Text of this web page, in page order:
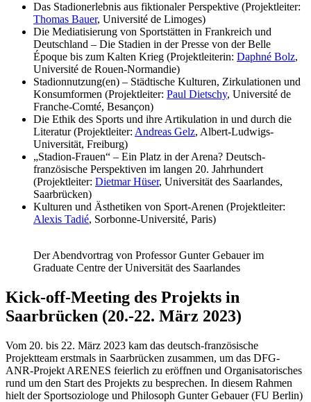
Das Stadionerlebnis aus fiktionaler Perspektive (Projektleiter:
Thomas Bauer, Université de Limoges)
Die Mediatisierung von Sportstätten in Frankreich und
Deutschland – Die Stadien in der Presse von der Belle
Époque bis zum Kalten Krieg (Projektleiterin: Daphné Bolz,
Université de Rouen-Normandie)
Stadionnutzung(en) – Städtische Kulturen, Zirkulationen und
Konsumformen (Projektleiter: Paul Dietschy, Université de
Franche-Comté, Besançon)
Die Ethik des Sports und ihre Artikulation in und durch die
Literatur (Projektleiter: Andreas Gelz, Albert-Ludwigs-
Universität, Freiburg)
„Stadion-Frauen“ – Ein Platz in der Arena? Deutsch-
französische Perspektiven im langen 20. Jahrhundert
(Projektleiter: Dietmar Hüser, Universität des Saarlandes,
Saarbrücken)
Kulturen und Ästhetiken von Sport-Arenen (Projektleiter:
Alexis Tadié, Sorbonne-Université, Paris)
Der Abendvortrag von Professor Gunter Gebauer im
Graduate Centre der Universität des Saarlandes
Kick-off-Meeting des Projekts in
Saarbrücken (20.-22. März 2023)
Vom 20. bis 22. März 2023 kam das deutsch-französische
Projektteam erstmals in Saarbrücken zusammen, um das DFG-
ANR-Projekt ARENES feierlich zu eröffnen und Organisatorisches
rund um den Start des Projekts zu besprechen. In diesem Rahmen
hielt der Sportsoziologe und Philosoph Gunter Gebauer (FU Berlin)